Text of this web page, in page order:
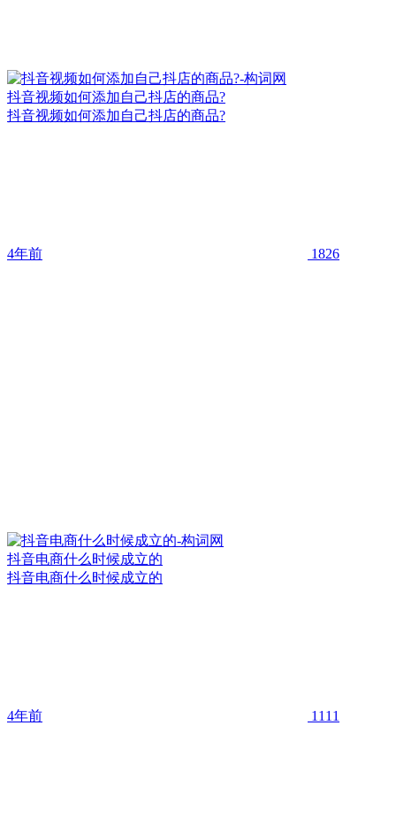
抖音视频如何添加自己抖店的商品?
抖音视频如何添加自己抖店的商品?
4年前 1826
抖音电商什么时候成立的
抖音电商什么时候成立的
4年前 1111